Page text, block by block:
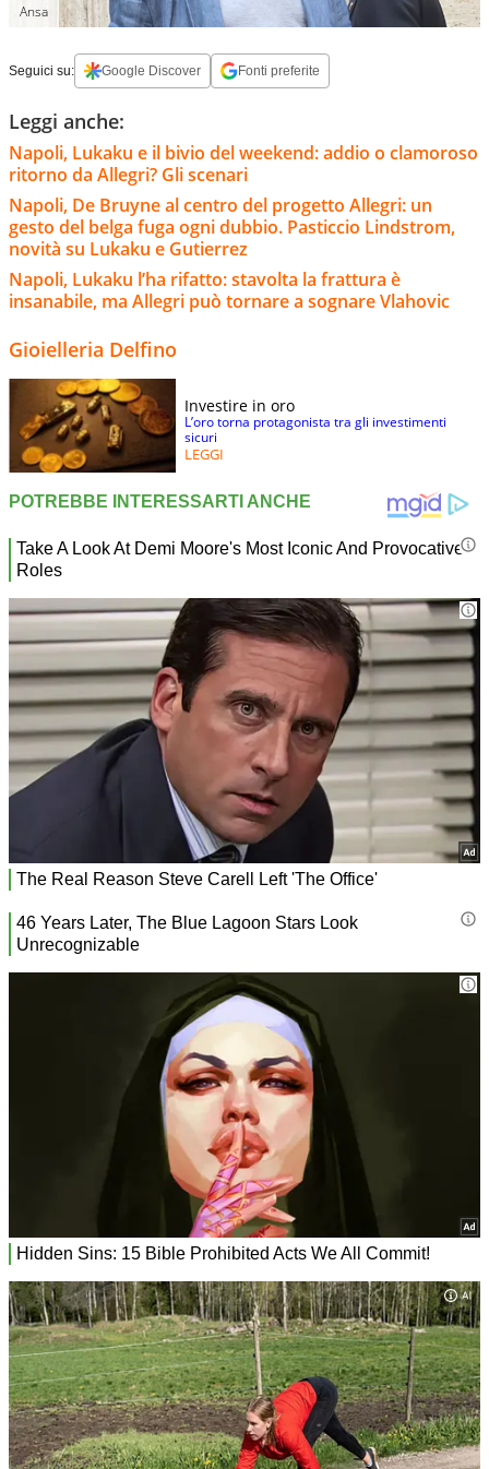
Ansa
Seguici su: Google Discover Fonti preferite
Leggi anche:
Napoli, Lukaku e il bivio del weekend: addio o clamoroso
ritorno da Allegri? Gli scenari
Napoli, De Bruyne al centro del progetto Allegri: un
gesto del belga fuga ogni dubbio. Pasticcio Lindstrom,
novità su Lukaku e Gutierrez
Napoli, Lukaku l’ha rifatto: stavolta la frattura è
insanabile, ma Allegri può tornare a sognare Vlahovic
Gioielleria Delfino
Investire in oro
L’oro torna protagonista tra gli investimenti
sicuri
LEGGI